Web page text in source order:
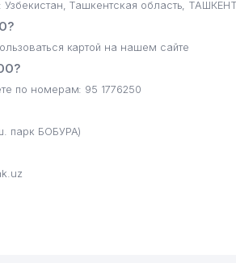
Узбекистан, Ташкентская область,
картой на нашем сайте
по номерам: 95 1776250
парк БОБУРА)